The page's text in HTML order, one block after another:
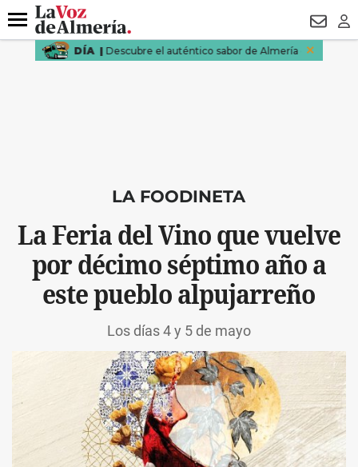
DESTACADO CONDENADOS
Menú
LA FOODINETA
La Feria del Vino que vuelve
por décimo séptimo año a
este pueblo alpujarreño
Los días 4 y 5 de mayo